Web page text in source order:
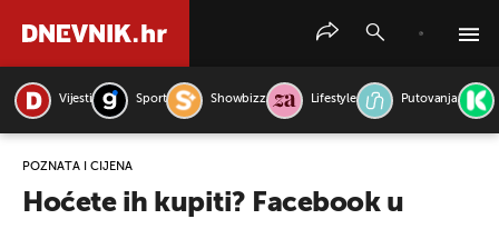
Vijesti Sport Showbizz Lifestyle Putovanja
POZNATA I CIJENA
Hoćete ih kupiti? Facebook u
PRETRAŽITE VIJESTI